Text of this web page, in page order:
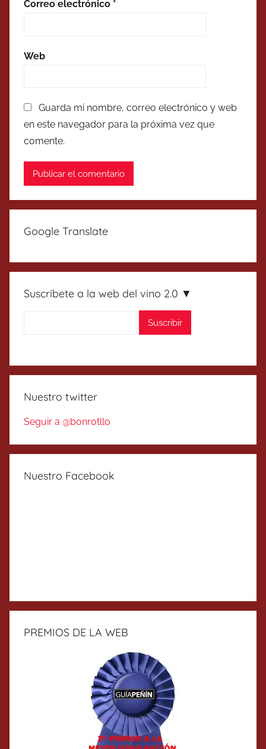
Correo electrónico *
Web
Guarda mi nombre, correo electrónico y web
en este navegador para la próxima vez que
comente.
Google Translate
Suscríbete a la web del vino 2.0 ▼
Nuestro twitter
Seguir a @bonrotllo
Nuestro Facebook
PREMIOS DE LA WEB